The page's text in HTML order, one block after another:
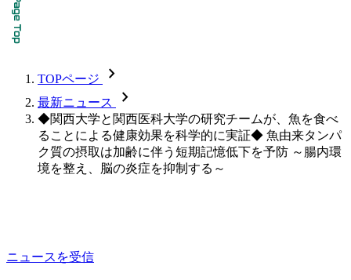
TOPページ chevron_forward
最新ニュース chevron_forward
◆関西大学と関西医科大学の研究チームが、魚を食べ
ることによる健康効果を科学的に実証◆ 魚由来タンパ
ク質の摂取は加齢に伴う短期記憶低下を予防 ～腸内環
境を整え、脳の炎症を抑制する～
ニュースを受信